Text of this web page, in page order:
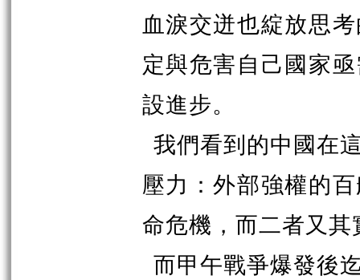
血淚交迸也綻放思
定與危害自己國家
設進步。
我們看到的中國在
壓力：外部強權的
命危機，而二者又
而甲午戰爭爆發後